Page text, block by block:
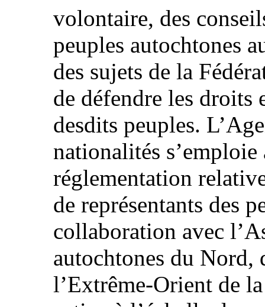
volontaire, des
peuples autochtones
des sujets de la
de défendre les droits
desdits peuples.
nationalités
réglementation
de représentants des
collaboration avec
autochtones du Nord,
l’Extrême-Orient de